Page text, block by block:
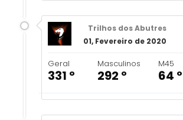
Trilhos dos Abutres
01, Fevereiro de 2020
Geral
331 º
Masculinos
292 º
M45
64 º